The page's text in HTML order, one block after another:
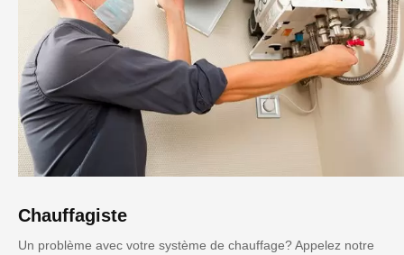
Chauffagiste
Un problème avec votre système de chauffage? Appelez notre